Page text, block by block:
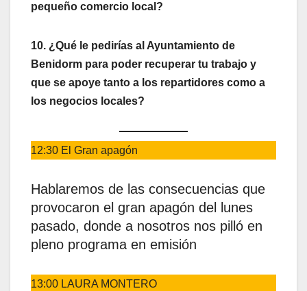
pequeño comercio local?
10. ¿Qué le pedirías al Ayuntamiento de
Benidorm para poder recuperar tu trabajo y
que se apoye tanto a los repartidores como a
los negocios locales?
12:30 El Gran apagón
Hablaremos de las consecuencias que
provocaron el gran apagón del lunes
pasado, donde a nosotros nos pilló en
pleno programa en emisión
13:00 LAURA MONTERO